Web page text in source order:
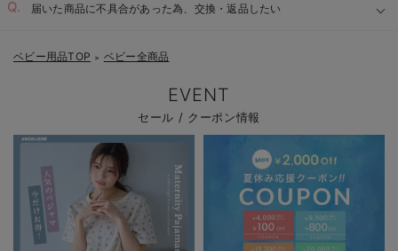
届いた商品に不具合があった為、交換・返品したい
ベビー用品TOP ＞ ベビー全商品
EVENT
セール / クーポン情報